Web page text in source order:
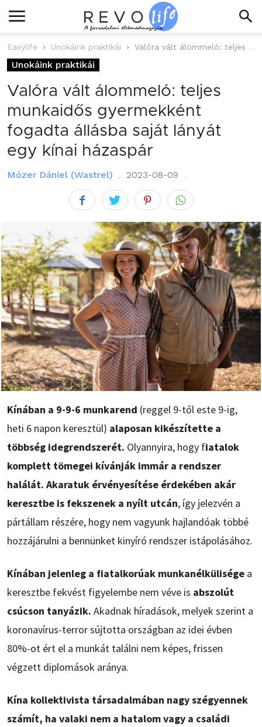
Easylife Unokáink praktikái Valóra vált álommeló: teljes munkaidős gyermekként fogadta állásba saját lányát egy kínai...
Unokáink praktikái
Valóra vált álommeló: teljes
munkaidős gyermekként
fogadta állásba saját lányát
egy kínai házaspár
Mózer Dániel (Wastrel) 2023-08-09
Kínában a 9-9-6 munkarend (reggel 9-től este 9-ig,
heti 6 napon keresztül) alaposan kikészítette a
többség idegrendszerét. Olyannyira, hogy fiatalok
komplett tömegei kívánják immár a rendszer
halálát. Akaratuk érvényesítése érdekében akár
keresztbe is fekszenek a nyílt utcán, így jelezvén a
pártállam részére, hogy nem vagyunk hajlandóak többé
hozzájárulni a bennünket kinyíró rendszer istápolásához.
Kínában jelenleg a fiatalkorúak munkanélkülisége a
keresztbe fekvést figyelembe nem véve is abszolút
csúcson tanyázik. Akadnak híradások, melyek szerint a
koronavírus-terror sújtotta országban az idei évben
80%-ot ért el a munkát találni nem képes, frissen
végzett diplomások aránya.
Kína kollektivista társadalmában nagy szégyennek
számít, ha valaki nem a hatalom vagy a családi